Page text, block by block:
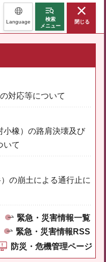
Language
検索
メニュー
閉じる
対応等について
小橡）の路肩決壊及び
いて
の崩土による通行止に
緊急・災害情報一覧
緊急・災害情報RSS
防災・危機管理ページ